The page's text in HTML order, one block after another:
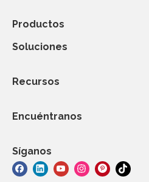
Productos
Soluciones
Recursos
Encuéntranos
Síganos